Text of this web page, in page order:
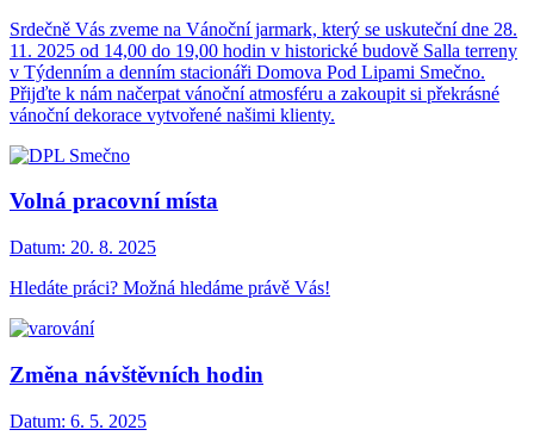
Srdečně Vás zveme na Vánoční jarmark, který se uskuteční dne 28.
11. 2025 od 14,00 do 19,00 hodin v historické budově Salla terreny
v Týdenním a denním stacionáři Domova Pod Lipami Smečno.
Přijďte k nám načerpat vánoční atmosféru a zakoupit si překrásné
vánoční dekorace vytvořené našimi klienty.
Volná pracovní místa
Datum: 20. 8. 2025
Hledáte práci? Možná hledáme právě Vás!
Změna návštěvních hodin
Datum: 6. 5. 2025